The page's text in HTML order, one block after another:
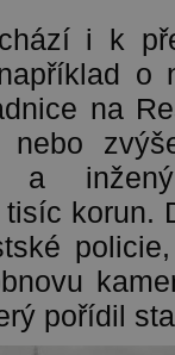
i k
o
na
a
korun.
pořídil